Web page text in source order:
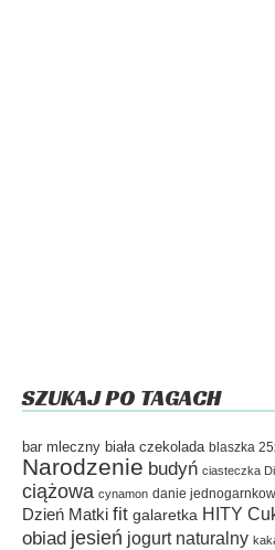
SZUKAJ PO TAGACH
bar mleczny biała czekolada blaszka
Narodzenie budyń ciasteczka
ciążowa cynamon danie
Dzień Matki fit galaretka HITY
obiad jesień jogurt naturalny